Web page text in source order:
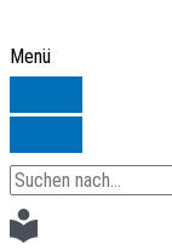
Inhalt
Menü
Search
for: